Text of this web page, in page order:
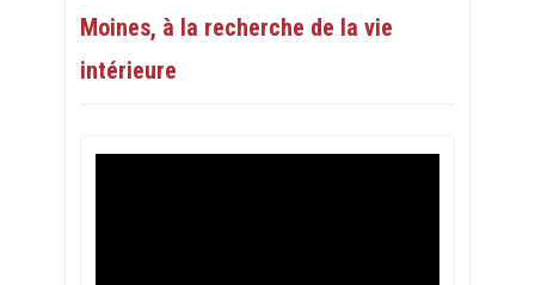
Moines, à la recherche de la vie
intérieure